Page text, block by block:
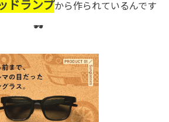
ドランプから作られているんです
🕶